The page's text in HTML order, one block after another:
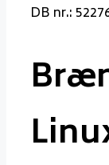
DB nr.: